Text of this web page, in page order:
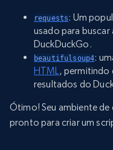
requests : Um
usado para buscar
DuckDuckGo.
beautifulsoup4:
HTML , permitindo
resultados do
Ótimo! Seu ambiente
pronto para criar um